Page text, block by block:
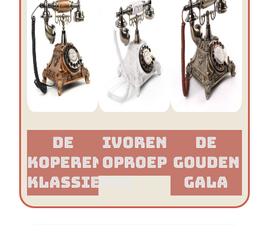
De
Koperen
Klassieker​
Ivoren
Oproep
De
Gouden
Gala